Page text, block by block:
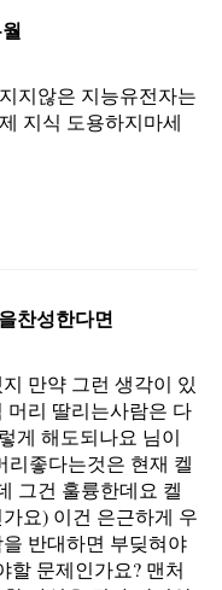
지않은 지능유전자는
지식 도용하지마세
찬성한다면
만약 그런 생각이 있
머리 딸리는사람은 다
게 해도되나요 님이
리좋다는것은 현재 켈
그건 훌륭한데요 켈
요) 이건 은근하게 우
반대하면 부딪혀야
할 문제인가요? 맨처